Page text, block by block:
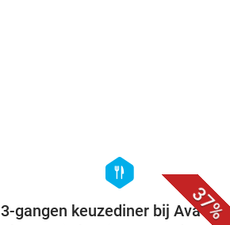
37%
hexagon
food
3-gangen keuzediner bij Ava